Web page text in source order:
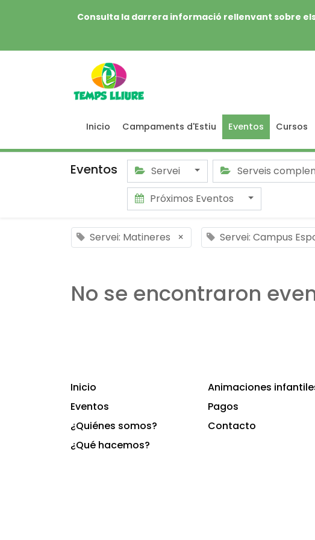
Consulta la darrera informació rellenvant sobre
Inicio Campaments d'Estiu Eventos Cursos
Eventos Servei Serveis
Próximos Eventos
Servei: Matineres × Servei: Campus
No se encontraron
Inicio
Eventos
¿Quiénes somos?
¿Qué hacemos?
Animaciones
Pagos
Contacto